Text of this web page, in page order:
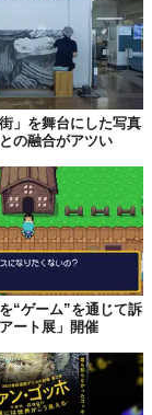
」を舞台にした写真
の融合がアツい
“ゲーム”を通じて訴
ート展」開催